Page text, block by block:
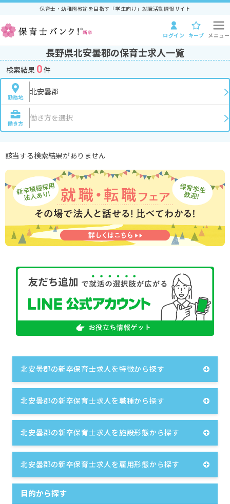
保育士・幼稚園教諭を目指す「学生向け」就職活動情報サイト
ログイン キープ メニュー
長野県北安曇郡の保育士求人一覧
検索結果 0件
勤務地
北安曇郡
働き方
働き方を選択
該当する検索結果がありません
北安曇郡の新卒保育士求人を特徴から探す
北安曇郡の新卒保育士求人を職種から探す
北安曇郡の新卒保育士求人を施設形態から探す
北安曇郡の新卒保育士求人を雇用形態から探す
目的から探す